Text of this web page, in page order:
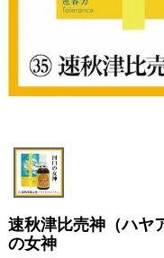
速秋津比売神（ハヤ
の女神